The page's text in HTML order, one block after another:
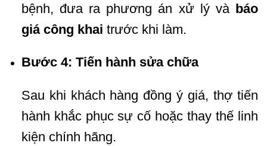
bệnh, đưa ra phương án xử lý và báo
giá công khai trước khi làm.
Bước 4: Tiến hành sửa chữa
Sau khi khách hàng đồng ý giá, thợ tiến
hành khắc phục sự cố hoặc thay thế linh
kiện chính hãng.